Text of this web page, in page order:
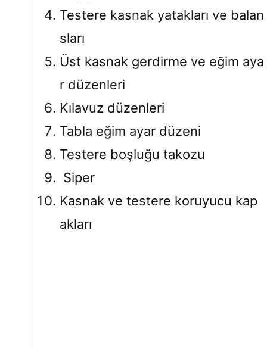
Testere kasnak yatakları ve balan
sları
Üst kasnak gerdirme ve eğim aya
r düzenleri
Kılavuz düzenleri
Tabla eğim ayar düzeni
Testere boşluğu takozu
Siper
Kasnak ve testere koruyucu kap
akları